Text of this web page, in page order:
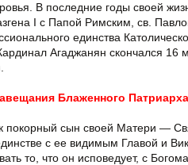
В последние годы своей
I с Папой Римским, св.
единства
Агаджанян скончался 16
Блаженного Патриарха
покорный сын своей Матери —
с ее видимым Главой и
то, что он исповедует, с